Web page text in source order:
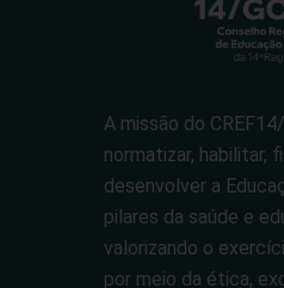
A missão do
normatizar, habilitar,
desenvolver a
pilares da saúde e
valorizando o
por meio da ética,